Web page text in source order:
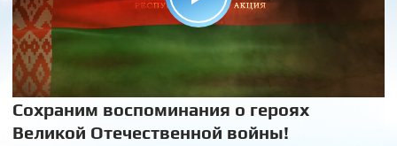
Сохраним воспоминания о героях
Великой Отечественной войны!